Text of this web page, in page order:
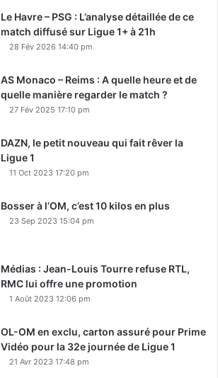
Le Havre – PSG : L’analyse détaillée de ce
match diffusé sur Ligue 1+ à 21h
28 Fév 2026 14:40 pm
AS Monaco – Reims : A quelle heure et de
quelle manière regarder le match ?
27 Fév 2025 17:10 pm
DAZN, le petit nouveau qui fait rêver la
Ligue 1
11 Oct 2023 17:20 pm
Bosser à l’OM, c’est 10 kilos en plus
23 Sep 2023 15:04 pm
Médias : Jean-Louis Tourre refuse RTL,
RMC lui offre une promotion
1 Août 2023 12:06 pm
OL-OM en exclu, carton assuré pour Prime
Vidéo pour la 32e journée de Ligue 1
21 Avr 2023 17:48 pm